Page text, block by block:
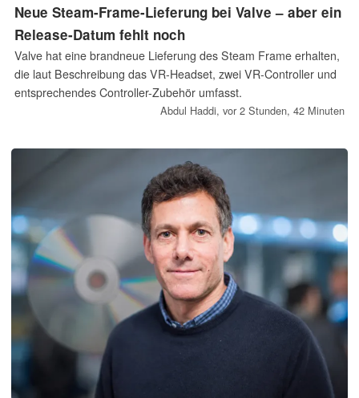
Neue Steam-Frame-Lieferung bei Valve – aber ein
Release-Datum fehlt noch
Valve hat eine brandneue Lieferung des Steam Frame erhalten,
die laut Beschreibung das VR-Headset, zwei VR-Controller und
entsprechendes Controller-Zubehör umfasst.
Abdul Haddi, vor 2 Stunden, 42 Minuten